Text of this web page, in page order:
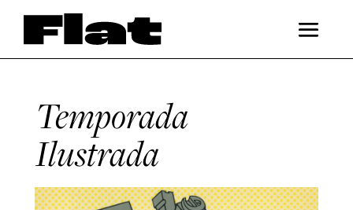
Temporada
Ilustrada